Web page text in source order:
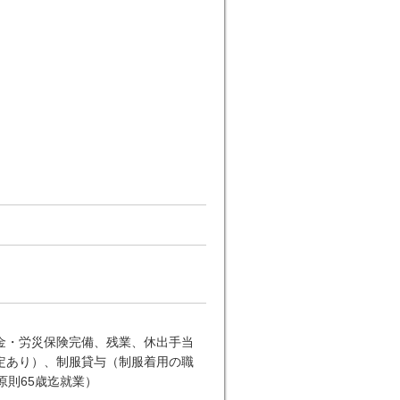
労災保険完備、残業、休出手当
り）、制服貸与（制服着用の職
65歳迄就業）